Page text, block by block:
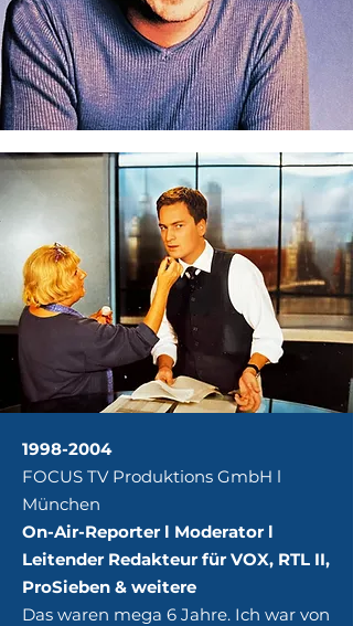
1998-2004
FOCUS TV Produktions GmbH l
München
On-Air-Reporter l Moderator l
Leitender Redakteur für VOX, RTL II,
ProSieben & weitere
Das waren mega 6 Jahre. Ich war von